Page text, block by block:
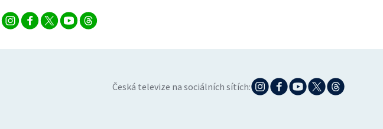
Česká televize na sociálních sítích: